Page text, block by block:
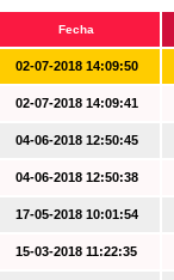
Fecha
02-07-2018 14:09:50
02-07-2018 14:09:41
04-06-2018 12:50:45
04-06-2018 12:50:38
17-05-2018 10:01:54
15-03-2018 11:22:35